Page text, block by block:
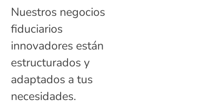
Nuestros negocios
fiduciarios
innovadores están
estructurados y
adaptados a tus
necesidades.